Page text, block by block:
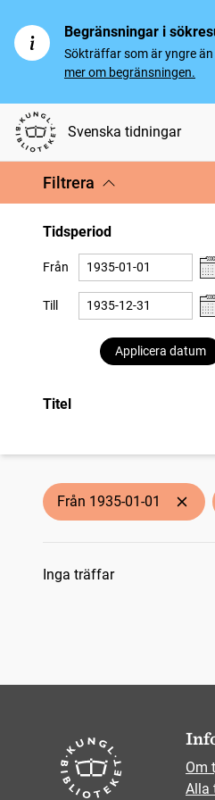
Begränsningar i
Sökträffar som är yngre
mer om begränsningen.
Svenska tidningar
Filtrera
Tidsperiod
Från
Till
Applicera datum
Titel
Från 1935-01-01
Sökresultat
Inga träffar
Om
Alla